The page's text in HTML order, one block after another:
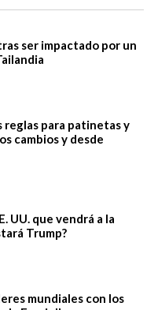
ser impactado por un
reglas para patinetas y
cambios y desde
UU. que vendrá a la
Trump?
mundiales con los